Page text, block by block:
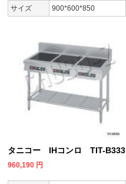
サイズ
900*600*850
タニコー IHコンロ TIT-B333
960,190 円